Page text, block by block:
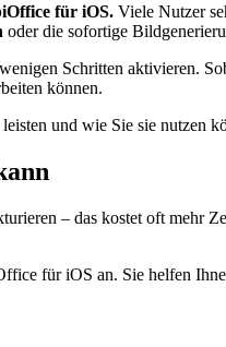
für iOS. Viele Nutzer
oder die sofortige
Schritten aktivieren.
können.
und wie Sie sie nutzen
– das kostet oft mehr
für iOS an. Sie helfen